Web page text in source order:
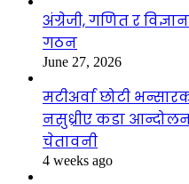
अंग्रेजी, गणित र
गठन
June 27, 2026
मटीअर्वा छोटी
नसुध्रीए कडा
चेतावनी
4 weeks ago